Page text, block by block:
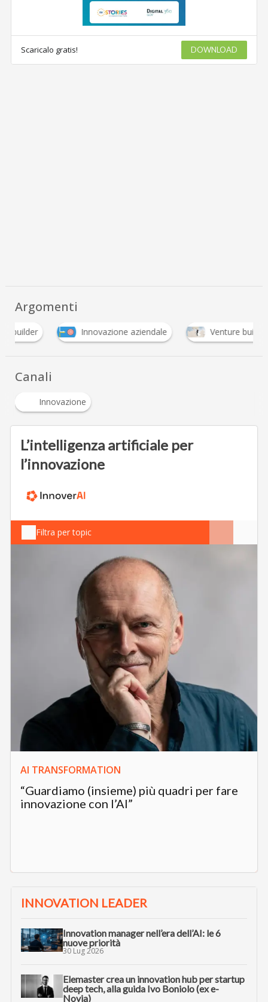
Scaricalo gratis! DOWNLOAD
Argomenti
Innovazione aziendale Venture builder
Canali
Innovazione
L’intelligenza artificiale per
l’innovazione
Filtra per topic
AI TRANSFORMATION
“Guardiamo (insieme) più quadri per fare
innovazione con l’AI”
INNOVATION LEADER
Innovation manager nell’era dell’AI: le 6
nuove priorità
30 Lug 2026
Elemaster crea un innovation hub per startup
deep tech, alla guida Ivo Boniolo (ex e-
Novia)